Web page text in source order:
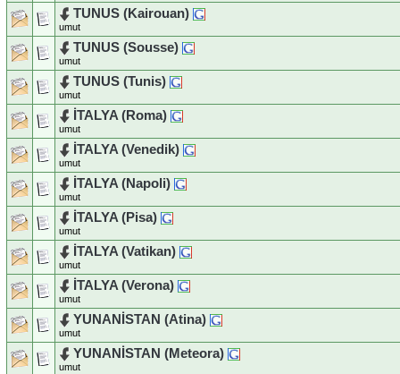
TUNUS (Kairouan)
umut
TUNUS (Sousse)
umut
TUNUS (Tunis)
umut
İTALYA (Roma)
umut
İTALYA (Venedik)
umut
İTALYA (Napoli)
umut
İTALYA (Pisa)
umut
İTALYA (Vatikan)
umut
İTALYA (Verona)
umut
YUNANİSTAN (Atina)
umut
YUNANİSTAN (Meteora)
umut